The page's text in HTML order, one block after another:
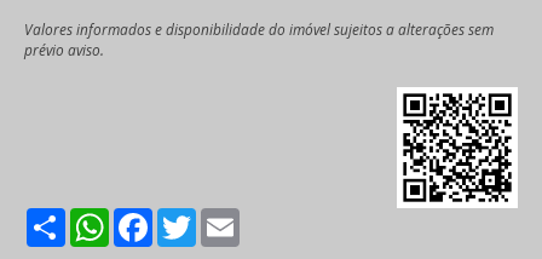
Valores informados e disponibilidade do imóvel sujeitos a alterações sem
prévio aviso.
ShareWhatsApp
Facebook
Twitter